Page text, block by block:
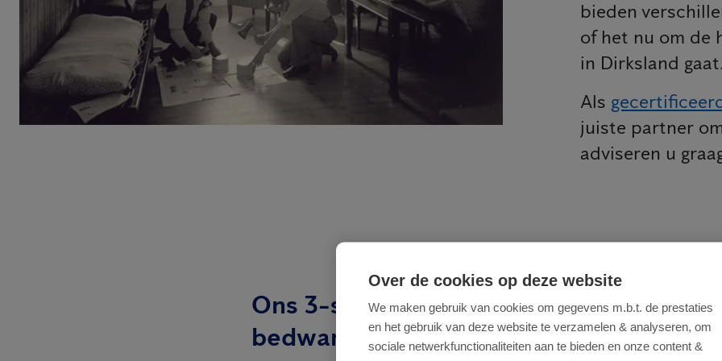
bieden
of het nu om de
in Dirksland gaat.
Als
juiste partner
adviseren u
Ons 3-stappenplan voor een succesvolle
bedwantsenbestrijding
Over de cookies op deze website
We maken gebruik van cookies om gegevens m.b.t. de prestaties
en het gebruik van deze website te verzamelen & analyseren, om
sociale netwerkfunctionaliteiten aan te bieden en onze content &